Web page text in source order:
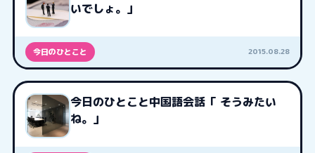
いでしょ。」
今日のひとこと 2015.08.28
今日のひとこと中国語会話「 そうみたい
ね。」